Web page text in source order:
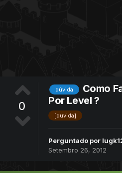
0
dúvida
Como
Por Level ?
[duvida]
Perguntado por
Setembro 26, 2012